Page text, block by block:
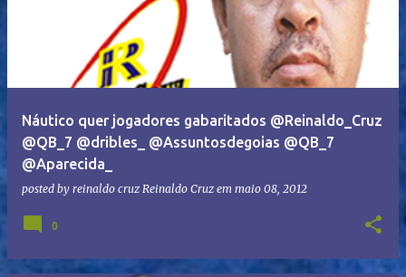
Náutico quer jogadores gabaritados @Reinaldo_Cruz
@QB_7 @dribles_ @Assuntosdegoias @QB_7
@Aparecida_
posted by reinaldo cruz Reinaldo Cruz em maio 08, 2012
0